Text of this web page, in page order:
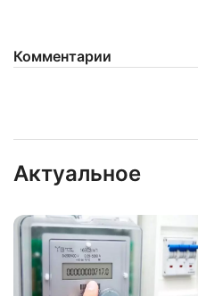
Комментарии
Актуальное